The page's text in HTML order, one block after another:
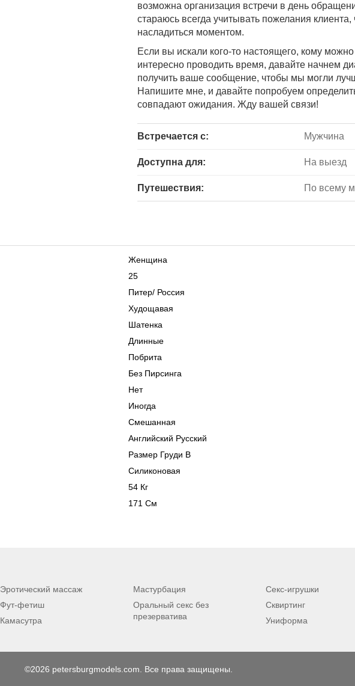
возможна организация встречи в день
стараюсь всегда учитывать пожелания
насладиться моментом.
Если вы искали кого-то настоящего, кому
интересно проводить время, давайте начнем
получить ваше сообщение, чтобы мы могли
Напишите мне, и давайте попробуем
совпадают ожидания. Жду вашей связи!
Встречается с: Мужчина
Доступна для: На выезд
Путешествия: По всему
Женщина
25
Питер/ Россия
Худощавая
Шатенка
Длинные
Побрита
Без Пирсинга
Нет
Иногда
Смешанная
Английский Русский
Размер Груди B
Силиконовая
54 Кг
171 См
Эротический массаж
Фут-фетиш
Камасутра
Мастурбация
Оральный секс без
презерватива
Секс-игрушки
Сквиртинг
Униформа
©2026 petersburgmodels.com. Все права защищены.